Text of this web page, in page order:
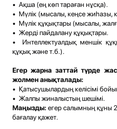
• Ақша (ең көп тараған нұсқа).
• Мүлік (мысалы, кеңсе жиһазы,
• Мүлік құқықтары (мысалы,
• Жерді пайдалану құқықтары.
• Интеллектуалдық меншік
құқық және т.б.).
Егер жарна заттай түрде
жолмен анықталады:
• Қатысушылардың келісімі
• Жалпы жиналыстың шешімі.
Маңызды: егер салымның құны
бағалау қажет.